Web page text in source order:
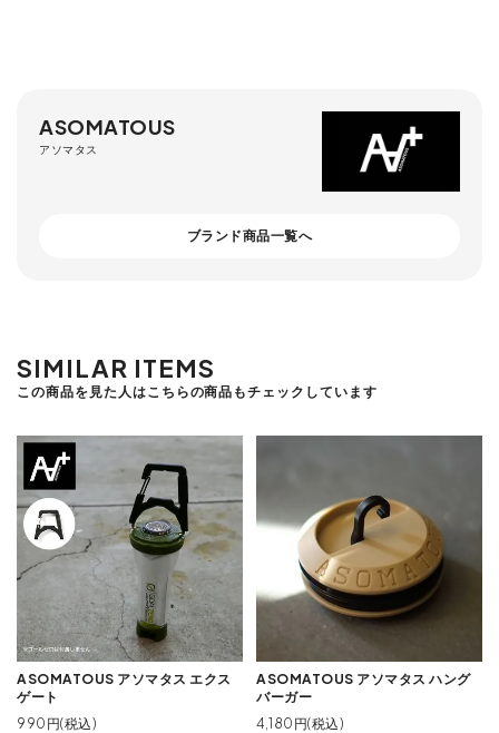
ASOMATOUS
アソマタス
ブランド商品一覧へ
SIMILAR ITEMS
この商品を見た人はこちらの商品もチェックしています
ASOMATOUS アソマタス エクス
ゲート
990円(税込)
ASOMATOUS アソマタス ハング
バーガー
4,180円(税込)